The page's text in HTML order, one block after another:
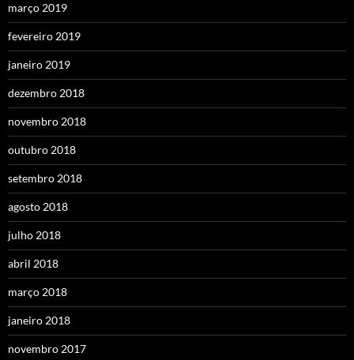
março 2019
fevereiro 2019
janeiro 2019
dezembro 2018
novembro 2018
outubro 2018
setembro 2018
agosto 2018
julho 2018
abril 2018
março 2018
janeiro 2018
novembro 2017